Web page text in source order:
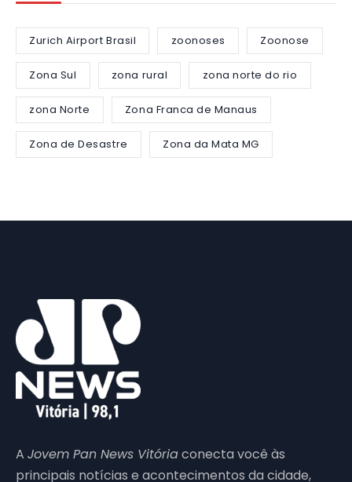
Zurich Airport Brasil zoonoses Zoonose
Zona Sul zona rural zona norte do rio
zona Norte Zona Franca de Manaus
Zona de Desastre Zona da Mata MG
A Jovem Pan News Vitóriaconecta você às
principais notícias e acontecimentos da cidade,